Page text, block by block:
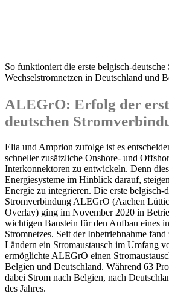
So funktioniert die erste belgisch-
Wechselstromnetzen in Deutschland und
ALEGrO: Erfolg der
deutschen
Elia und Amprion zufolge ist es
schneller zusätzliche Onshore- und
Interkonnektoren zu entwickeln. Denn
Energiesysteme im Hinblick darauf,
Energie zu integrieren. Die erste belgisch-
Stromverbindung ALEGrO (Aachen
Overlay) ging im November 2020 in
wichtigen Baustein für den Aufbau eines
Stromnetzes. Seit der Inbetriebnahme
Ländern ein Stromaustausch im Umfang
ermöglichte ALEGrO einen
Belgien und Deutschland. Während 63
dabei Strom nach Belgien, nach
des Jahres.